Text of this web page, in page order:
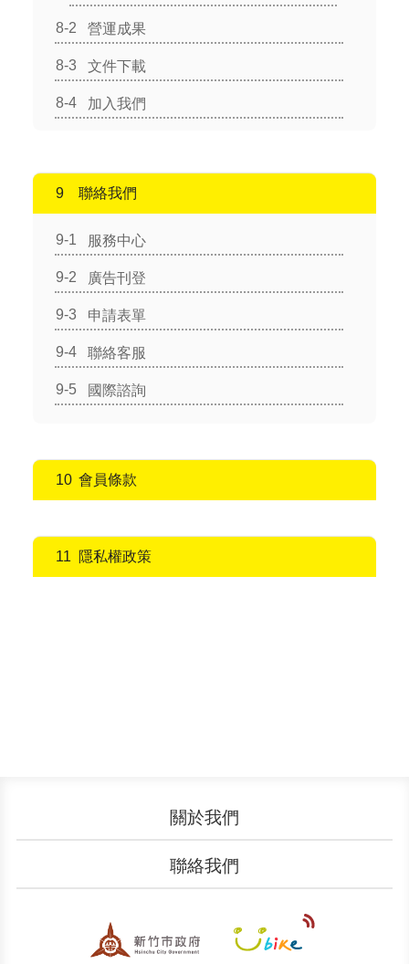
營運成果
文件下載
加入我們
聯絡我們
服務中心
廣告刊登
申請表單
聯絡客服
國際諮詢
會員條款
隱私權政策
關於我們
加入我們
聯絡我們
廣告刊登
申請表單